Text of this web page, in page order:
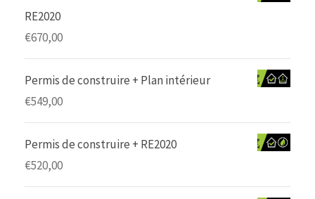
RE2020
€670,00
Permis de construire + Plan intérieur
€549,00
Permis de construire + RE2020
€520,00